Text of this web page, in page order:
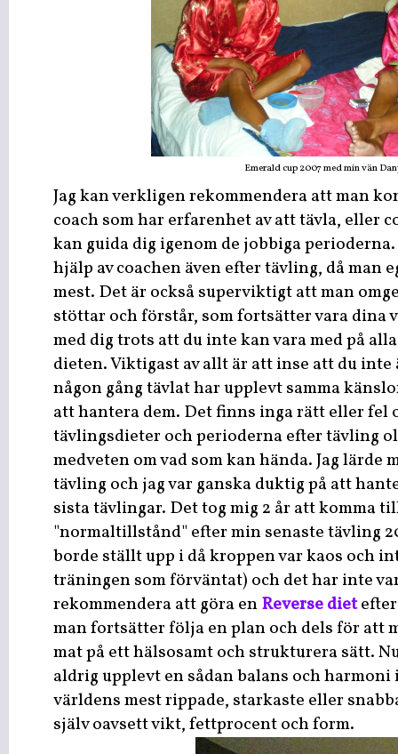
Emerald cup 2007 med min vän
Jag kan verkligen rekommendera att man
coach som har erfarenhet av att tävla, eller
kan guida dig igenom de jobbiga
hjälp av coachen även efter tävling, då man
mest. Det är också superviktigt att man
stöttar och förstår, som fortsätter vara dina
med dig trots att du inte kan vara med på
dieten. Viktigast av allt är att inse att du inte
någon gång tävlat har upplevt samma
att hantera dem. Det finns inga rätt eller fel
tävlingsdieter och perioderna efter tävling
medveten om vad som kan hända. Jag lärde
tävling och jag var ganska duktig på att
sista tävlingar. Det tog mig 2 år att komma
"normaltillstånd" efter min senaste tävling
borde ställt upp i då kroppen var kaos och
träningen som förväntat) och det har inte
rekommendera att göra enReverse diet
man fortsätter följa en plan och dels för att
mat på ett hälsosamt och strukturera sätt.
aldrig upplevt en sådan balans och harmoni
världens mest rippade, starkaste eller
själv oavsett vikt, fettprocent och form.